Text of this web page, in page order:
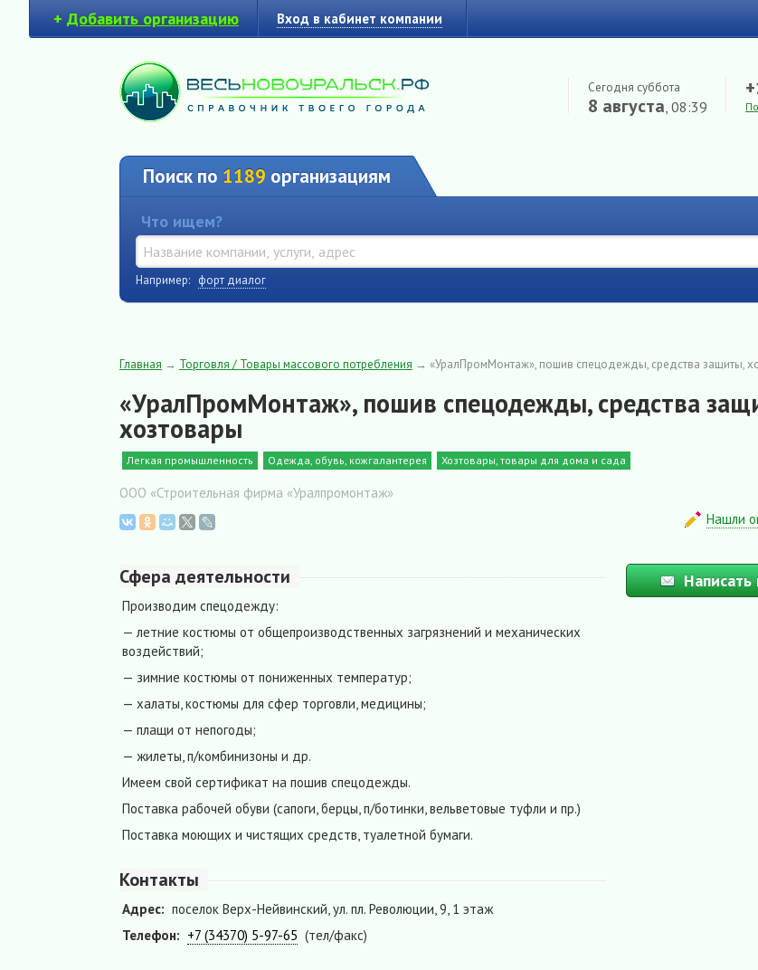
+ Добавить организацию Вход в кабинет компании
Сегодня суббота
8 августа, 08:39
Поиск по 1189 организациям
Что ищем?
Например: форт диалог
Главная → Торговля / Товары массового потребления → «УралПромМонтаж», пошив спецодежды, средства защиты,
«УралПромМонтаж», пошив спецодежды, средства
хозтовары
Легкая промышленность Одежда, обувь, кожгалантерея Хозтовары, товары для дома и сада
ООО «Строительная фирма «Уралпромонтаж»
Нашли
Сфера деятельности
Производим спецодежду:
— летние костюмы от общепроизводственных загрязнений и механических
воздействий;
— зимние костюмы от пониженных температур;
— халаты, костюмы для сфер торговли, медицины;
— плащи от непогоды;
— жилеты, п/комбинизоны и др.
Имеем свой сертификат на пошив спецодежды.
Поставка рабочей обуви (сапоги, берцы, п/ботинки, вельветовые туфли и пр.)
Поставка моющих и чистящих средств, туалетной бумаги.
Контакты
Адрес: поселок Верх-Нейвинский, ул. пл. Революции, 9, 1 этаж
Телефон: +7 (34370) 5-97-65 (тел/факс)
Написать